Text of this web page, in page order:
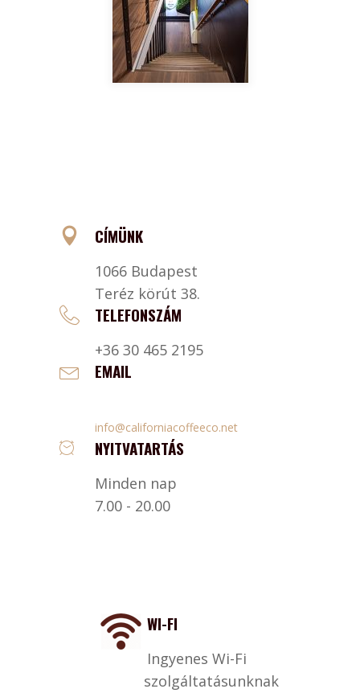
CÍMÜNK
1066 Budapest
Teréz körút 38.
TELEFONSZÁM
+36 30 465 2195
EMAIL
info@californiacoffeeco.net
NYITVATARTÁS
Minden nap
7.00 - 20.00
WI-FI
Ingyenes Wi-Fi
szolgáltatásunknak